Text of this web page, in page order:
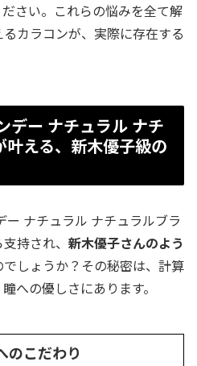
さい。これらの悩みを全て解
カラコンが、実際に存在する
デー ナチュラル ナチ
える、新木優子級の
ナチュラル ナチュラルブラ
持され、 新木優子さんのよう
しょうか？その秘密は、計算
への優しさにあります。
のこだわり